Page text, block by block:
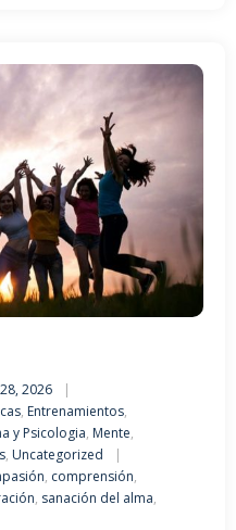
2026
, Entrenamientos,
y Psicologia, Mente,
, Uncategorized
, comprensión,
, sanación del alma,